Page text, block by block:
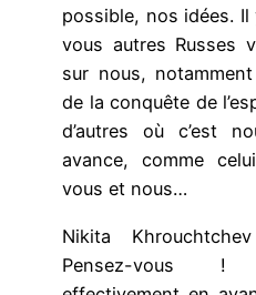
possible, nos idées.
vous autres Russes
sur nous,
de la conquête de
d’autres où c’est
avance, comme
vous et nous…
Nikita
Pensez-vous !